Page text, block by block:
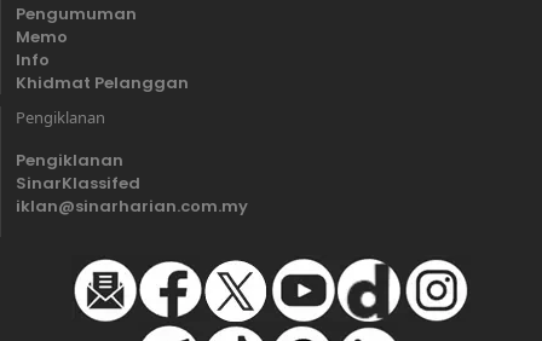
Pengumuman
Memo
Info
Khidmat Pelanggan
Pengiklanan
Pengiklanan
SinarKlassifed
iklan@sinarharian.com.my